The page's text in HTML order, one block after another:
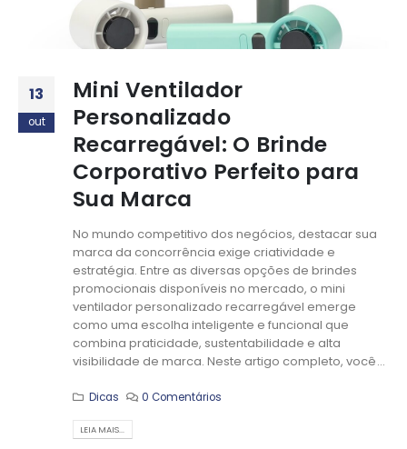
13
out
Mini Ventilador
Personalizado
Recarregável: O Brinde
Corporativo Perfeito para
Sua Marca
No mundo competitivo dos negócios, destacar sua
marca da concorrência exige criatividade e
estratégia. Entre as diversas opções de brindes
promocionais disponíveis no mercado, o mini
ventilador personalizado recarregável emerge
como uma escolha inteligente e funcional que
combina praticidade, sustentabilidade e alta
visibilidade de marca. Neste artigo completo, você...
Dicas 0 Comentários
LEIA MAIS...